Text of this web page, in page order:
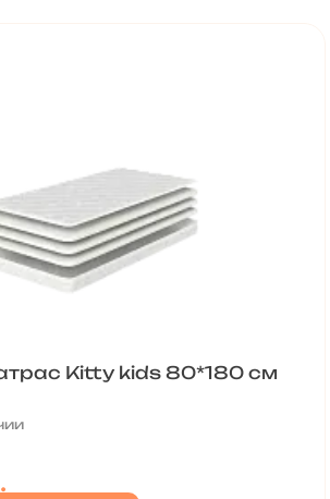
Kitty kids 80*180 см